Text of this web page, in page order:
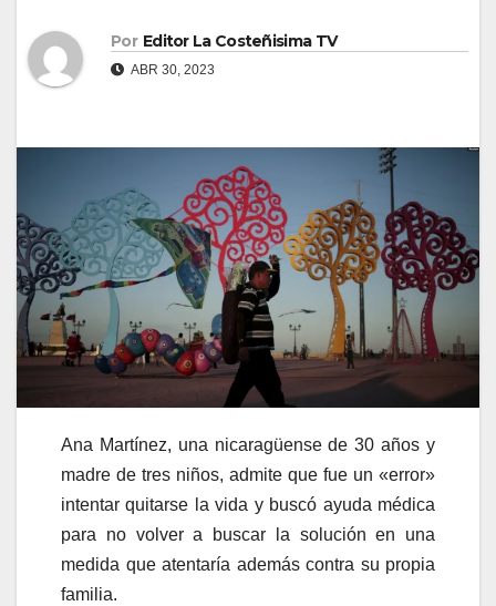
Por Editor La Costeñisima TV
ABR 30, 2023
Ana Martínez, una nicaragüense de 30 años y
madre de tres niños, admite que fue un «error»
intentar quitarse la vida y buscó ayuda médica
para no volver a buscar la solución en una
medida que atentaría además contra su propia
familia.